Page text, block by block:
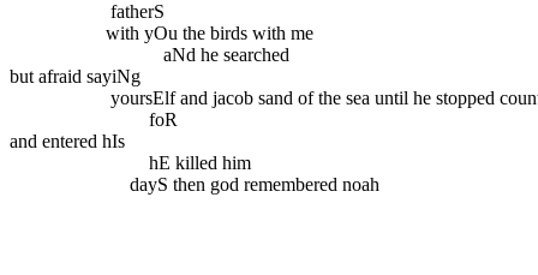
fatherS
with yOu the birds with me
aNd he searched
but afraid sayiNg
yoursElf and jacob sand of the sea until he stopped
foR
and entered hIs
hE killed him
dayS then god remembered noah